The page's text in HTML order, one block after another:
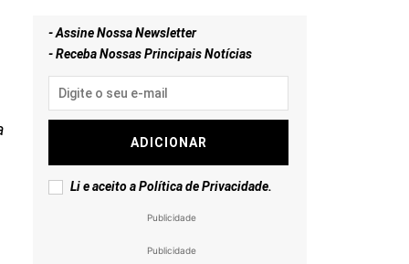
- Assine Nossa Newsletter
- Receba Nossas Principais Notícias
ADICIONAR
Li e aceito aPolítica de Privacidade.
Publicidade
Publicidade